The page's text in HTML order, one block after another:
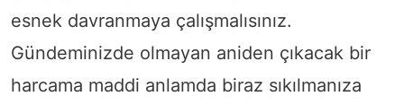
esnek davranmaya çalışmalısınız.
Gündeminizde olmayan aniden çıkacak bir
harcama maddi anlamda biraz sıkılmanıza